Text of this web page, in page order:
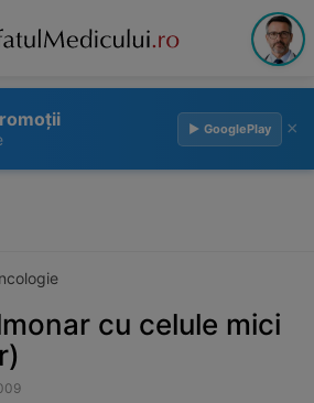
▶ GooglePlay ×
cu celule mici